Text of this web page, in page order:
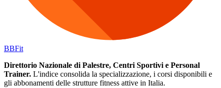
BBFit
Direttorio Nazionale di Palestre, Centri Sportivi e Personal
Trainer. L'indice consolida la specializzazione, i corsi disponibili e
gli abbonamenti delle strutture fitness attive in Italia.